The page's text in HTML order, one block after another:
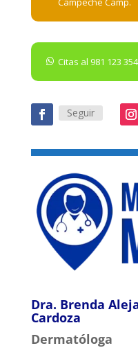
Citas al 981 123
Seguir
Dra. Brenda
Cardoza
Dermatóloga